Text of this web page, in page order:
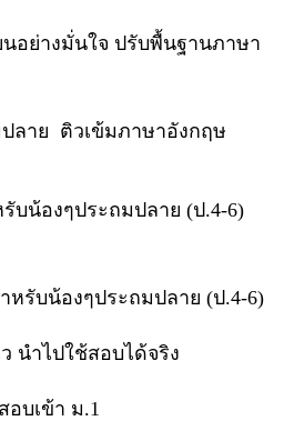
อย่างมั่นใจ ปรับพื้นฐานภาษา
ลาย​ ติวเข้มภาษาอังกฤษ​
บน้องๆประถมปลาย (ป.4-6)
หรับน้องๆประถมปลาย (ป.4-6)
ว นำไปใช้สอบได้จริง
อบเข้า ม.1